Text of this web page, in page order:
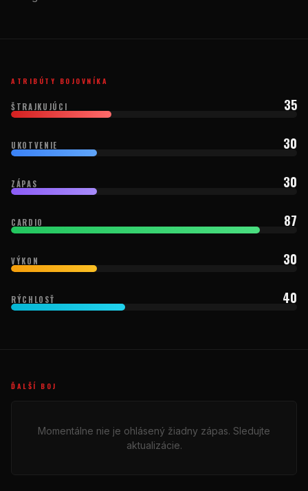
ATRIBÚTY BOJOVNÍKA
ŠTRAJKUJÚCI 35
UKOTVENIE 30
ZÁPAS 30
CARDIO 87
VÝKON 30
RÝCHLOSŤ 40
ĎALŠÍ BOJ
Momentálne nie je ohlásený žiadny zápas. Sledujte
aktualizácie.